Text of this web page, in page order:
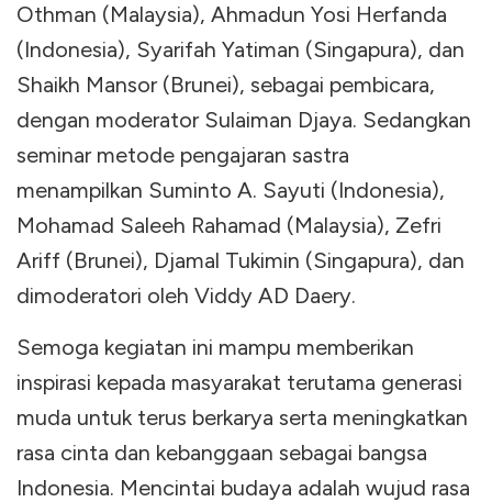
Othman (Malaysia), Ahmadun Yosi Herfanda
(Indonesia), Syarifah Yatiman (Singapura), dan
Shaikh Mansor (Brunei), sebagai pembicara,
dengan moderator Sulaiman Djaya. Sedangkan
seminar metode pengajaran sastra
menampilkan Suminto A. Sayuti (Indonesia),
Mohamad Saleeh Rahamad (Malaysia), Zefri
Ariff (Brunei), Djamal Tukimin (Singapura), dan
dimoderatori oleh Viddy AD Daery.
Semoga kegiatan ini mampu memberikan
inspirasi kepada masyarakat terutama generasi
muda untuk terus berkarya serta meningkatkan
rasa cinta dan kebanggaan sebagai bangsa
Indonesia. Mencintai budaya adalah wujud rasa